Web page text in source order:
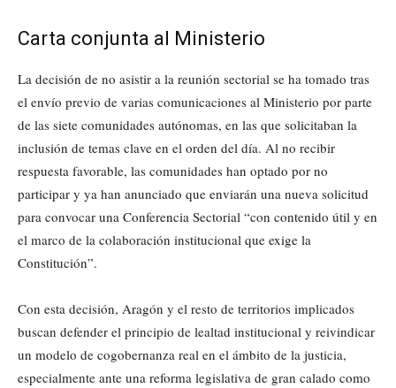
Carta conjunta al Ministerio
La decisión de no asistir a la reunión sectorial se ha tomado tras
el envío previo de varias comunicaciones al Ministerio por parte
de las siete comunidades autónomas, en las que solicitaban la
inclusión de temas clave en el orden del día. Al no recibir
respuesta favorable, las comunidades han optado por no
participar y ya han anunciado que enviarán una nueva solicitud
para convocar una Conferencia Sectorial “con contenido útil y en
el marco de la colaboración institucional que exige la
Constitución”.
Con esta decisión, Aragón y el resto de territorios implicados
buscan defender el principio de lealtad institucional y reivindicar
un modelo de cogobernanza real en el ámbito de la justicia,
especialmente ante una reforma legislativa de gran calado como